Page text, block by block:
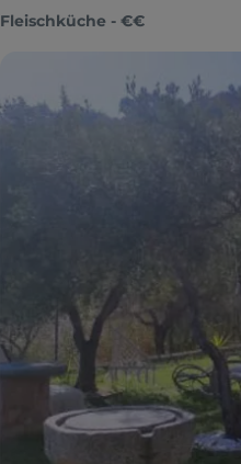
Fleischküche - €€